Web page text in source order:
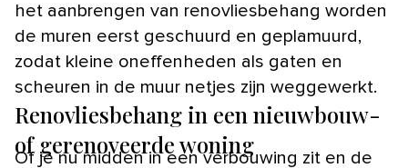
het aanbrengen van renovliesbehang worden
de muren eerst geschuurd en geplamuurd,
zodat kleine oneffenheden als gaten en
scheuren in de muur netjes zijn weggewerkt.
Renovliesbehang in een nieuwbouw-
of gerenoveerde woning
Of je nu midden in een verbouwing zit en de